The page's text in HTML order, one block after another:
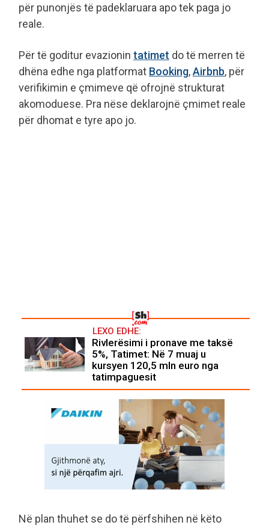
për punonjës të padeklaruara apo tek paga jo
reale.
Për të goditur evazionin tatimet do të merren të
dhëna edhe nga platformat Booking,Airbnb, për
verifikimin e çmimeve që ofrojnë strukturat
akomoduese. Pra nëse deklarojnë çmimet reale
për dhomat e tyre apo jo.
LEXO EDHE:
Rivlerësimi i pronave me taksë
5%, Tatimet: Në 7 muaj u
kursyen 120,5 mln euro nga
tatimpaguesit
Në plan thuhet se do të përfshihen në këto